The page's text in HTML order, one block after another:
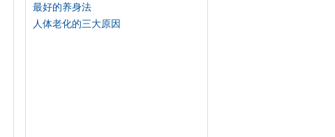
最好的养身法
人体老化的三大原因